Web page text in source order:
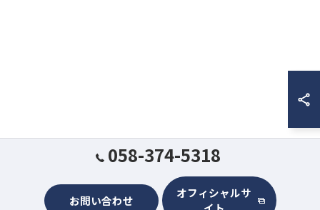
058-374-5318
お問い合わせ
オフィシャルサ